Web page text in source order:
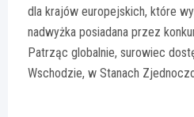
dla krajów europejskich, które
nadwyżka posiadana przez
Patrząc globalnie, surowiec
Wschodzie, w Stanach